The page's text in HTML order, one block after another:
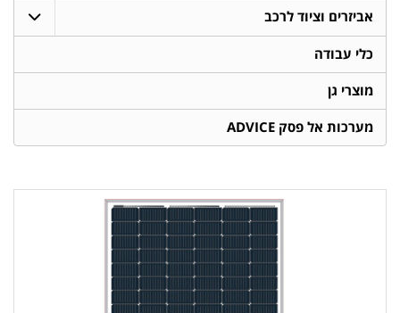
אביזרים וציוד לרכב
כלי עבודה
מוצרי גן
מערכות אל פסק ADVICE